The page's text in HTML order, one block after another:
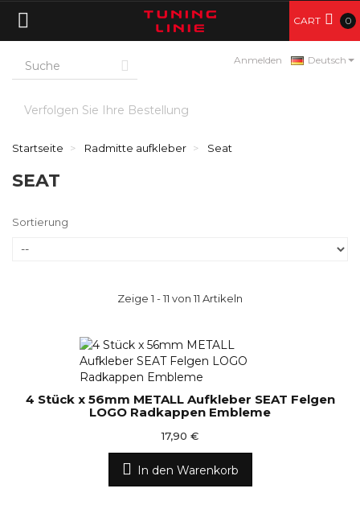
Anmelden Deutsch
CART 0
Verfolgen Sie Ihre Bestellung
Startseite Radmitte aufkleber Seat
SEAT
Sortierung
Zeige 1 - 11 von 11 Artikeln
4 Stück x 56mm METALL Aufkleber SEAT Felgen
LOGO Radkappen Embleme
17,90 €
In den Warenkorb